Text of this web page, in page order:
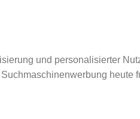
und personalisierter
heute